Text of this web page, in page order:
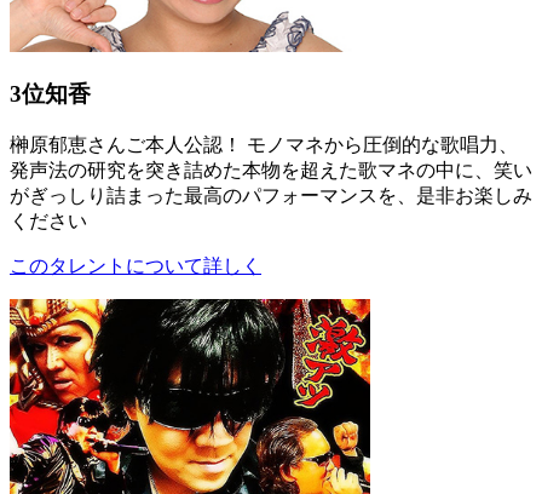
3位知香
榊原郁恵さんご本人公認！ モノマネから圧倒的な歌唱力、
発声法の研究を突き詰めた本物を超えた歌マネの中に、笑い
がぎっしり詰まった最高のパフォーマンスを、是非お楽しみ
ください
このタレントについて詳しく